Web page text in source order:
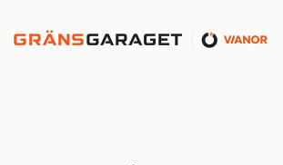
Skip to main content